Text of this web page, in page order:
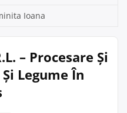
Ioana
– Procesare Și
Legume În